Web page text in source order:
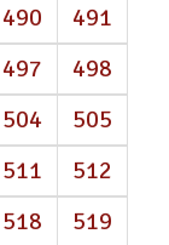
490
491
497
498
504
505
511
512
518
519